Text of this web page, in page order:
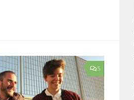
5